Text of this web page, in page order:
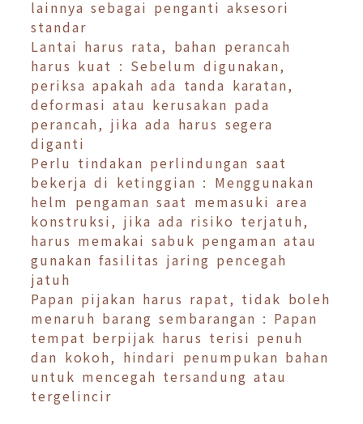
lainnya sebagai penganti aksesori
standar
Lantai harus rata, bahan perancah
harus kuat : Sebelum digunakan,
periksa apakah ada tanda karatan,
deformasi atau kerusakan pada
perancah, jika ada harus segera
diganti
Perlu tindakan perlindungan saat
bekerja di ketinggian : Menggunakan
helm pengaman saat memasuki area
konstruksi, jika ada risiko terjatuh,
harus memakai sabuk pengaman atau
gunakan fasilitas jaring pencegah
jatuh
Papan pijakan harus rapat, tidak boleh
menaruh barang sembarangan : Papan
tempat berpijak harus terisi penuh
dan kokoh, hindari penumpukan bahan
untuk mencegah tersandung atau
tergelincir